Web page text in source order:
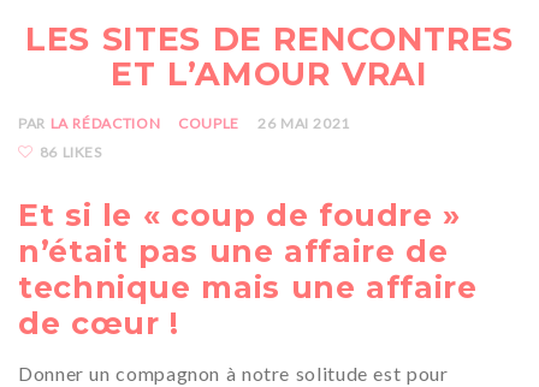
LES SITES DE RENCONTRES
ET L’AMOUR VRAI
PAR LA RÉDACTION COUPLE
26 MAI 2021
86 LIKES
Et si le « coup de foudre »
n’était pas une affaire de
technique mais une affaire
de cœur !
Donner un compagnon à notre solitude est pour